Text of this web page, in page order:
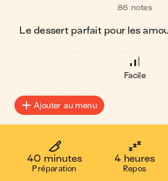
86 notes
Le dessert parfait pour les
Facile
Ajouter au menu
40 minutes
Préparation
4 heures
Repos